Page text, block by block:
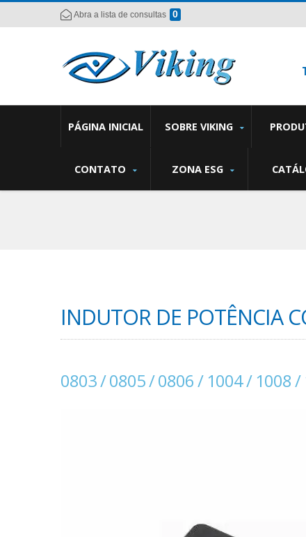
Abra a lista de consultas 0
PÁGINA INICIAL SOBRE VIKING
CONTATO ZONA ESG
INDUTOR DE POTÊNCIA
0803 / 0805 / 0806 / 1004 / 1008 /